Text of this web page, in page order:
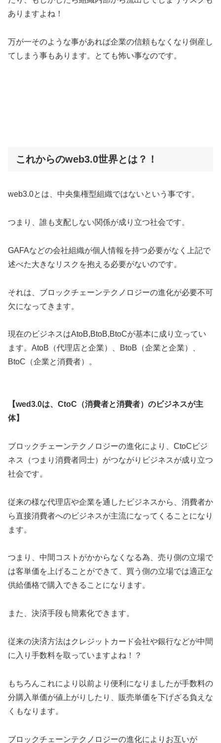
ありますよね！
万が一そのような事があれば企業の信頼もなくなり倒産し
てしまう事もあります。とても怖い事なのです。
これからのweb3.0世界とは？！
web3.0とは、中央集権型組織ではないという事です。
つまり、誰も支配しない関係が成り立つ社会です。
GAFAなどの会社組織が個人情報を持つ必要がなく上記で
述べた大きなリスクを抱える必要がないのです。
それは、ブロックチェーンテクノロジーの進化が必要不可
欠になってきます。
現在のビジネスはAtoB,BtoB,BtoCが基本に成り立ってい
ます。AtoB（代理店と企業）、BtoB（企業と企業）、
BtoC（企業と消費者）。
【wed3.0は、CtoC（消費者と消費者）のビジネスが主
体】
ブロックチェーンテクノロジーの進化により、CtoCビジ
ネス（つまり消費者同士）がつながりビジネスが成り立つ
社会です。
従来の様な代理店や企業を通したビジネスから、消費者か
ら直接消費者へのビジネスが主流になってくることになり
ます。
つまり、中間コストがかからなくなる為、売り側の立場で
は客単価を上げることができて、買う側の立場では適正な
供給価格で購入できることになります。
また、決済手段も簡素化できます。
従来の決済方法はクレジットカード会社や銀行などが中間
に入り手数料を取っていますよね！？
もちろんこれにより以前より便利になりましたが手数料の
分購入単価が値上がりしたり、販売単価を下げざる負えな
くもなります。
ブロックチェーンテクノロジーの進化によりお互いが